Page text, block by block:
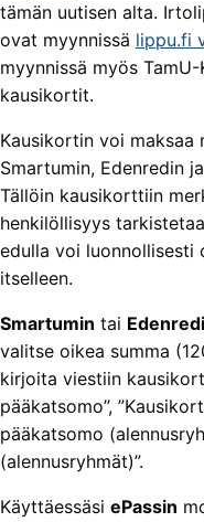
tämän uutisen alta.
ovat myynnissä lippu.fi
myynnissä myös TamU-
kausikortit.
Kausikortin voi maksaa
Smartumin, Edenredin
Tällöin kausikorttiin
henkilöllisyys
edulla voi luonnollisesti
itselleen.
Smartumin tai
valitse oikea summa
kirjoita viestiin
pääkatsomo”,
pääkatsomo
(alennusryhmät)”.
Käyttäessäsi ePassin